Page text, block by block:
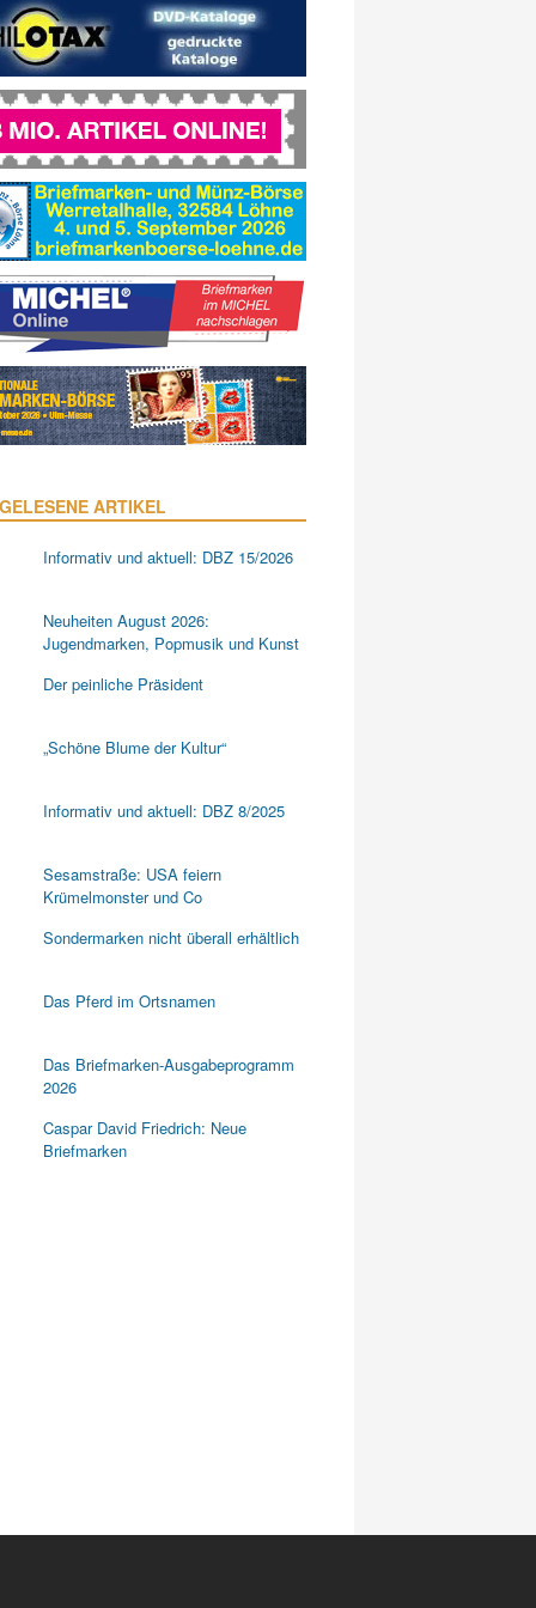
ARTIKEL
Informativ und aktuell: DBZ 15/2026
Neuheiten August 2026:
Jugendmarken, Popmusik und Kunst
Der peinliche Präsident
„Schöne Blume der Kultur“
Informativ und aktuell: DBZ 8/2025
Sesamstraße: USA feiern
Krümelmonster und Co
Sondermarken nicht überall erhältlich
Das Pferd im Ortsnamen
Das Briefmarken-Ausgabeprogramm
2026
Caspar David Friedrich: Neue
Briefmarken